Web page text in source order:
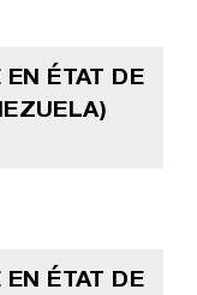
ÉTAT DE
ÉTAT DE